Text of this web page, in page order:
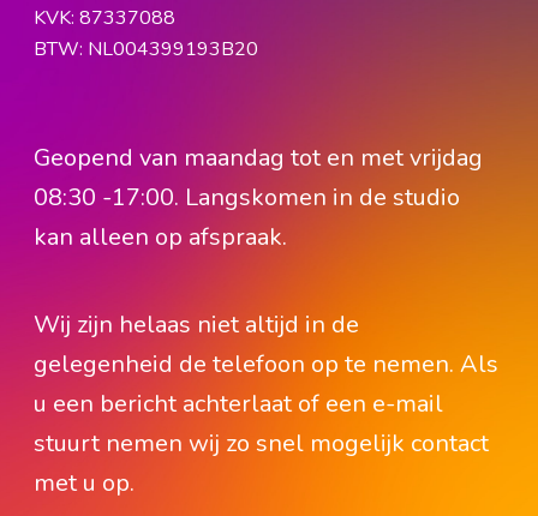
KVK: 87337088
BTW: NL004399193B20
Geopend van maandag tot en met vrijdag
08:30 -17:00. Langskomen in de studio
kan alleen op afspraak.
Wij zijn helaas niet altijd in de
gelegenheid de telefoon op te nemen. Als
u een bericht achterlaat of een e-mail
stuurt nemen wij zo snel mogelijk contact
met u op.